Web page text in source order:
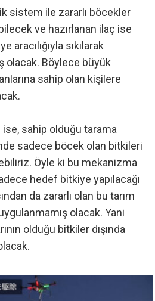
sistem ile zararlı böcekler
ve hazırlanan ilaç ise
aracılığıyla sıkılarak
olacak. Böylece büyük
sahip olan kişilere
ise, sahip olduğu tarama
sadece böcek olan bitkileri
Öyle ki bu mekanizma
hedef bitkiye yapılacağı
da zararlı olan bu tarım
olacak. Yani
olduğu bitkiler dışında